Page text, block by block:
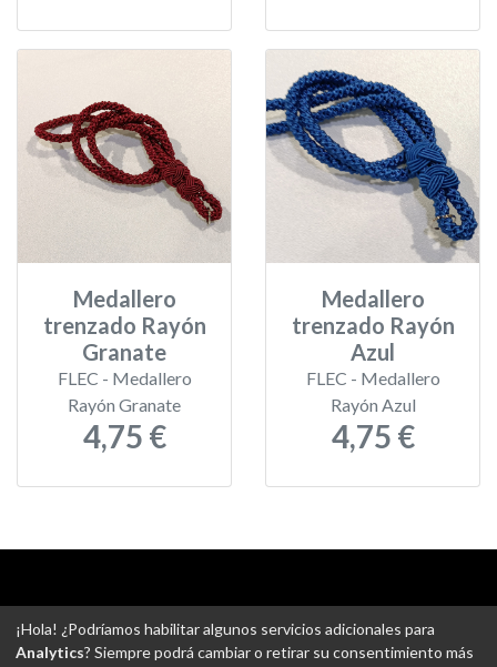
Medallero
trenzado Rayón
Granate
FLEC - Medallero
Rayón Granate
4,75 €
Medallero
trenzado Rayón
Azul
FLEC - Medallero
Rayón Azul
4,75 €
-Gastos de envío-Uso de cookies-Ajustes de Cookies
¡Hola! ¿Podríamos habilitar algunos servicios adicionales para
Analytics? Siempre podrá cambiar o retirar su consentimiento más